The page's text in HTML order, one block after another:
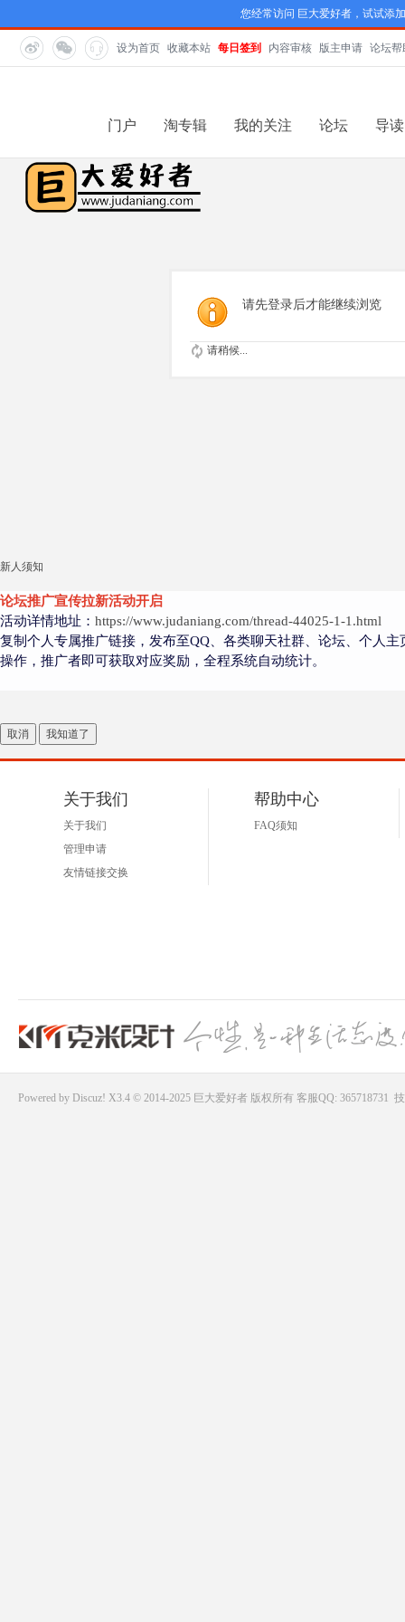
您经常访问 巨大爱好者，试试添
设为首页 收藏本站 每日签到 内容审核 版主申请 论坛帮
门户 淘专辑 我的关注 论坛 导读
请先登录后才能继续浏览
请稍候...
新人须知
论坛推广宣传拉新活动开启
活动详情地址： https://www.judaniang.com/thread-44025-1-1.html
复制个人专属推广链接，发布至QQ、各类聊天社群、论坛、个人
操作，推广者即可获取对应奖励，全程系统自动统计。
取消 我知道了
关于我们
关于我们
管理申请
友情链接交换
帮助中心
FAQ须知
Powered by Discuz! X3.4 © 2014-2025 巨大爱好者版权所有 客服QQ: 365718731